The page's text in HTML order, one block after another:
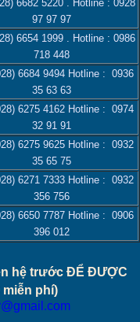
6682 5220 . Hotline : 0928
97 97 97
6654 1999 . Hotline : 0986
718 448
6684 9494 Hotline : 0936
35 63 63
6275 4162 Hotline : 0974
32 91 91
6275 9625 Hotline : 0932
35 65 75
6271 7333 Hotline : 0932
356 756
6650 7787 Hotline : 0906
396 012
hệ trước ĐỂ ĐƯỢC
miễn phí)